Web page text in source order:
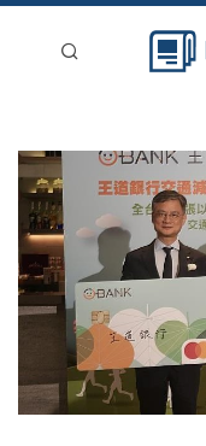
新聞稿分類
刊登